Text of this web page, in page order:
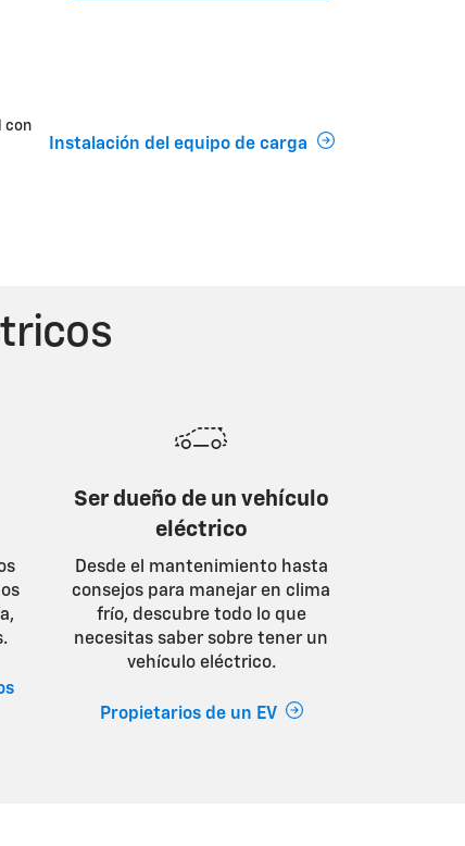
con
Instalación del equipo de carga
Ser dueño de un vehículo
eléctrico
Desde el mantenimiento hasta
consejos para manejar en clima
frío, descubre todo lo que
necesitas saber sobre tener un
vehículo eléctrico.
Propietarios de un EV